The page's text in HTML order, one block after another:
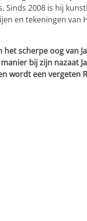
Sinds 2008 is hij
en tekeningen van
scherpe oog van
bij zijn nazaat
wordt een vergeten